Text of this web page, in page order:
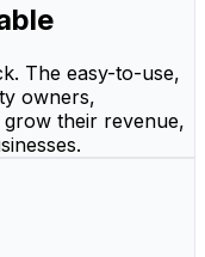
The easy-to-use,
owners,
their revenue,